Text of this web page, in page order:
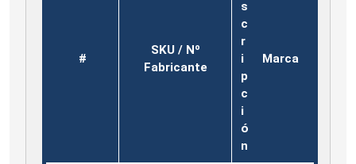
#
SKU / Nº
Fabricante
s
c
r
i
p
c
i
ó
n
Marca